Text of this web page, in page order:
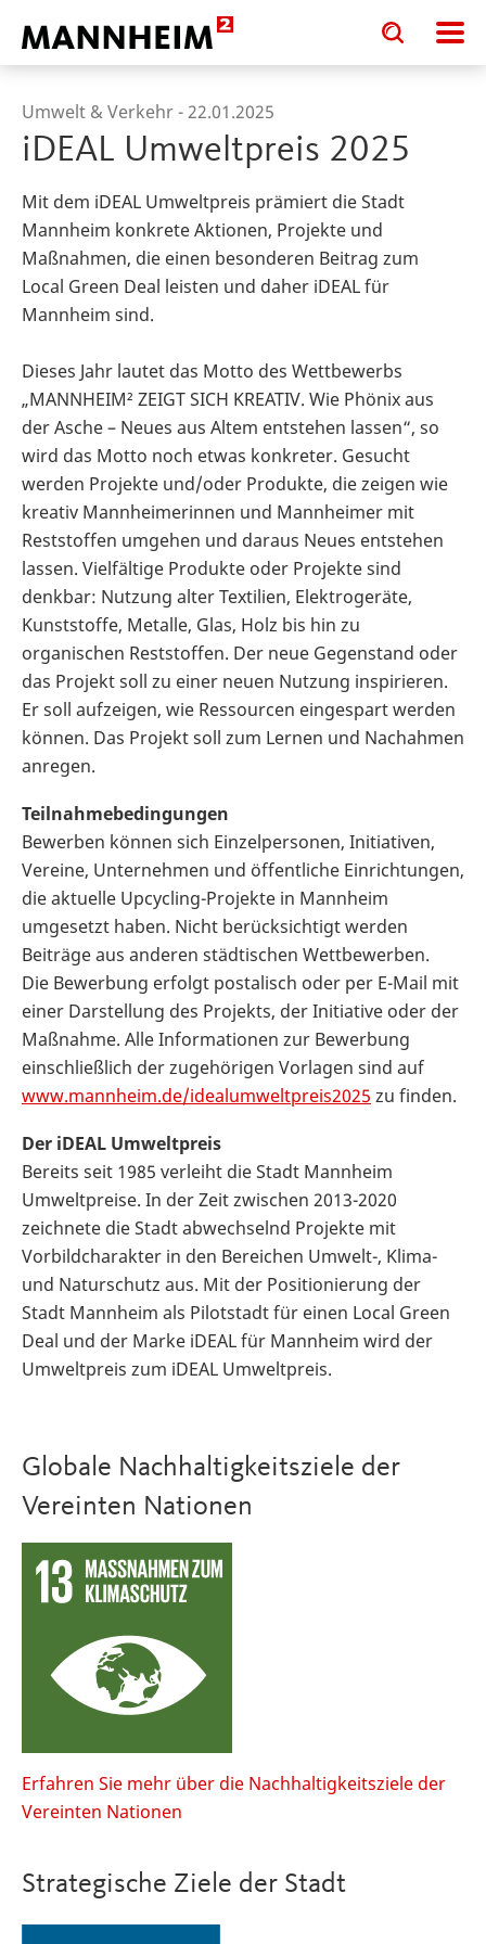
Toggle
search
input
Toggle
search
input
Umwelt & Verkehr -22.01.2025
iDEAL Umweltpreis 2025
Mit dem iDEAL Umweltpreis prämiert die Stadt
Mannheim konkrete Aktionen, Projekte und
Maßnahmen, die einen besonderen Beitrag zum
Local Green Deal leisten und daher iDEAL für
Mannheim sind.
Dieses Jahr lautet das Motto des Wettbewerbs
„MANNHEIM² ZEIGT SICH KREATIV. Wie Phönix aus
der Asche – Neues aus Altem entstehen lassen“, so
wird das Motto noch etwas konkreter. Gesucht
werden Projekte und/oder Produkte, die zeigen wie
kreativ Mannheimerinnen und Mannheimer mit
Reststoffen umgehen und daraus Neues entstehen
lassen. Vielfältige Produkte oder Projekte sind
denkbar: Nutzung alter Textilien, Elektrogeräte,
Kunststoffe, Metalle, Glas, Holz bis hin zu
organischen Reststoffen. Der neue Gegenstand oder
das Projekt soll zu einer neuen Nutzung inspirieren.
Er soll aufzeigen, wie Ressourcen eingespart werden
können. Das Projekt soll zum Lernen und Nachahmen
anregen.
Teilnahmebedingungen
Bewerben können sich Einzelpersonen, Initiativen,
Vereine, Unternehmen und öffentliche Einrichtungen,
die aktuelle Upcycling-Projekte in Mannheim
umgesetzt haben. Nicht berücksichtigt werden
Beiträge aus anderen städtischen Wettbewerben.
Die Bewerbung erfolgt postalisch oder per E-Mail mit
einer Darstellung des Projekts, der Initiative oder der
Maßnahme. Alle Informationen zur Bewerbung
einschließlich der zugehörigen Vorlagen sind auf
www.mannheim.de/idealumweltpreis2025 zu finden.
Der iDEAL Umweltpreis
Bereits seit 1985 verleiht die Stadt Mannheim
Umweltpreise. In der Zeit zwischen 2013-2020
zeichnete die Stadt abwechselnd Projekte mit
Vorbildcharakter in den Bereichen Umwelt-, Klima-
und Naturschutz aus. Mit der Positionierung der
Stadt Mannheim als Pilotstadt für einen Local Green
Deal und der Marke iDEAL für Mannheim wird der
Umweltpreis zum iDEAL Umweltpreis.
Globale Nachhaltigkeitsziele der
Vereinten Nationen
Erfahren Sie mehr über die Nachhaltigkeitsziele der
Vereinten Nationen
Strategische Ziele der Stadt